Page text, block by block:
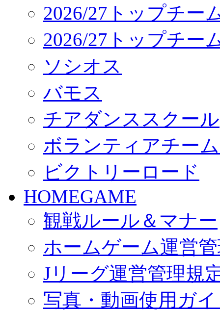
2026/27トップチー
2026/27トップチー
ソシオス
バモス
チアダンススクール
ボランティアチー
ビクトリーロード
HOMEGAME
観戦ルール＆マナー
ホームゲーム運営
Jリーグ運営管理規
写真・動画使用ガ